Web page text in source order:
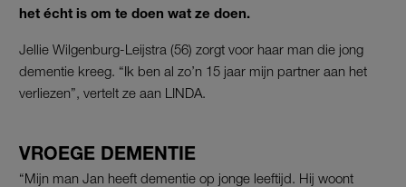
het écht is om te doen wat ze doen.
Jellie Wilgenburg-Leijstra (56) zorgt voor haar man die jong
dementie kreeg. “Ik ben al zo’n 15 jaar mijn partner aan het
verliezen”, vertelt ze aan LINDA.
VROEGE DEMENTIE
“Mijn man Jan heeft dementie op jonge leeftijd. Hij woont